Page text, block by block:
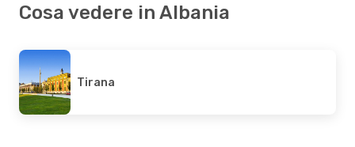
Cosa vedere in Albania
Tirana